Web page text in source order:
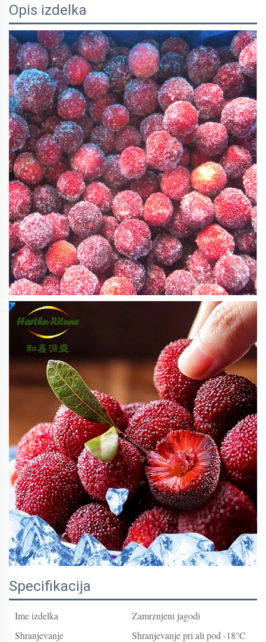
Opis izdelka
Specifikacija
Ime izdelka
Zamrznjeni jagodi
Shranjevanje
Shranjevanje pri ali pod -18°C